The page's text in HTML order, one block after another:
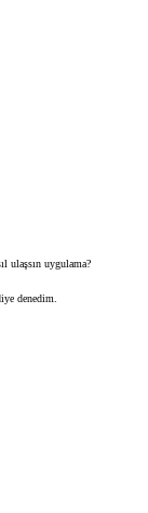
ulaşsın uygulama?
denedim.